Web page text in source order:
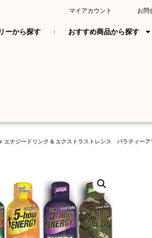
マイアカウント お問
ーから探す おすすめ商品から探す
エナジードリンク & エクストラストレンス バラティーア